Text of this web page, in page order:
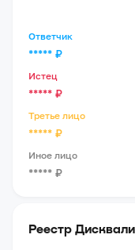
Ответчик
***** ₽
Истец
***** ₽
Третье лицо
***** ₽
Иное лицо
***** ₽
Реестр